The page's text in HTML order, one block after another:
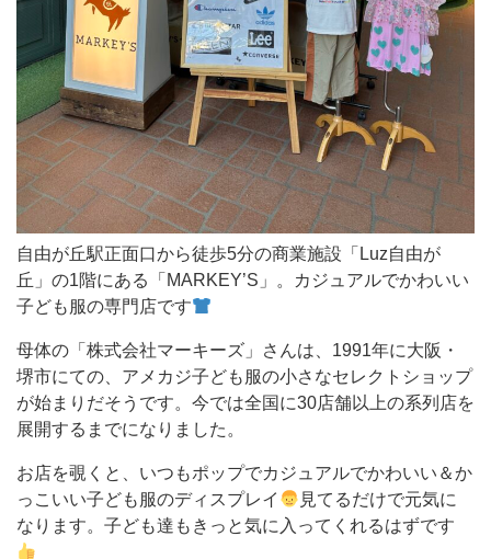
の
商
業
施
設
「Luz
自
由
が
丘」
の
1
階
に
あ
る
自由が丘駅正面口から徒歩5分の商業施設「Luz自由が
丘」の1階にある「MARKEY’S」。カジュアルでかわいい
子ども服の専門店です
母体の「株式会社マーキーズ」さんは、1991年に大阪・
堺市にての、アメカジ子ども服の小さなセレクトショップ
が始まりだそうです。今では全国に30店舗以上の系列店を
展開するまでになりました。
お店を覗くと、いつもポップでカジュアルでかわいい＆か
っこいい子ども服のディスプレイ
見てるだけで元気に
なります。子ども達もきっと気に入ってくれるはずです